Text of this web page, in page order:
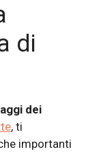
di
dei
, ti
importanti